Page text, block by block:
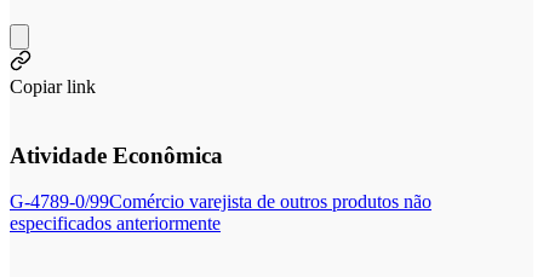
Copiar link
Atividade Econômica
G-4789-0/99Comércio varejista de outros produtos não
especificados anteriormente